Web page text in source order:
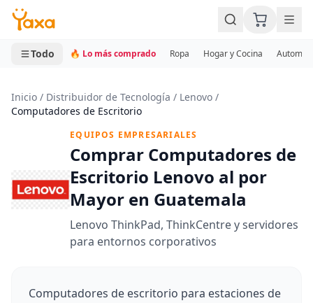
MINI CARRITO
0 productos
Todo 🔥 Lo más comprado Ropa Hogar y Cocina
Inicio / Distribuidor de Tecnología / Lenovo /
Computadores de Escritorio
EQUIPOS EMPRESARIALES
Comprar Computadores de
Escritorio Lenovo al por
Mayor en Guatemala
Lenovo ThinkPad, ThinkCentre y servidores
para entornos corporativos
Computadores de escritorio para estaciones de